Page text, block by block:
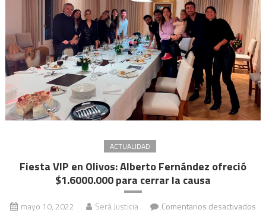
aceptaron
el
acuerdo
de
Alberto
Fernández
ACTUALIDAD
Fiesta VIP en Olivos: Alberto Fernández ofreció
$1.6000.000 para cerrar la causa
mayo 10, 2022 Será Justicia Comentarios desactivados